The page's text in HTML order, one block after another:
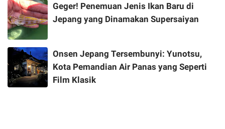
Geger! Penemuan Jenis Ikan Baru di
Jepang yang Dinamakan Supersaiyan
Onsen Jepang Tersembunyi: Yunotsu,
Kota Pemandian Air Panas yang Seperti
Film Klasik